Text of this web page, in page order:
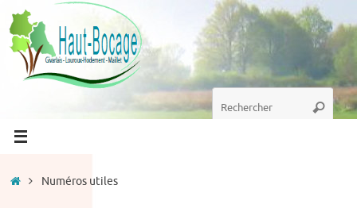
Passer
au
contenu
Recherche
pour
Accueil
Numéros utiles